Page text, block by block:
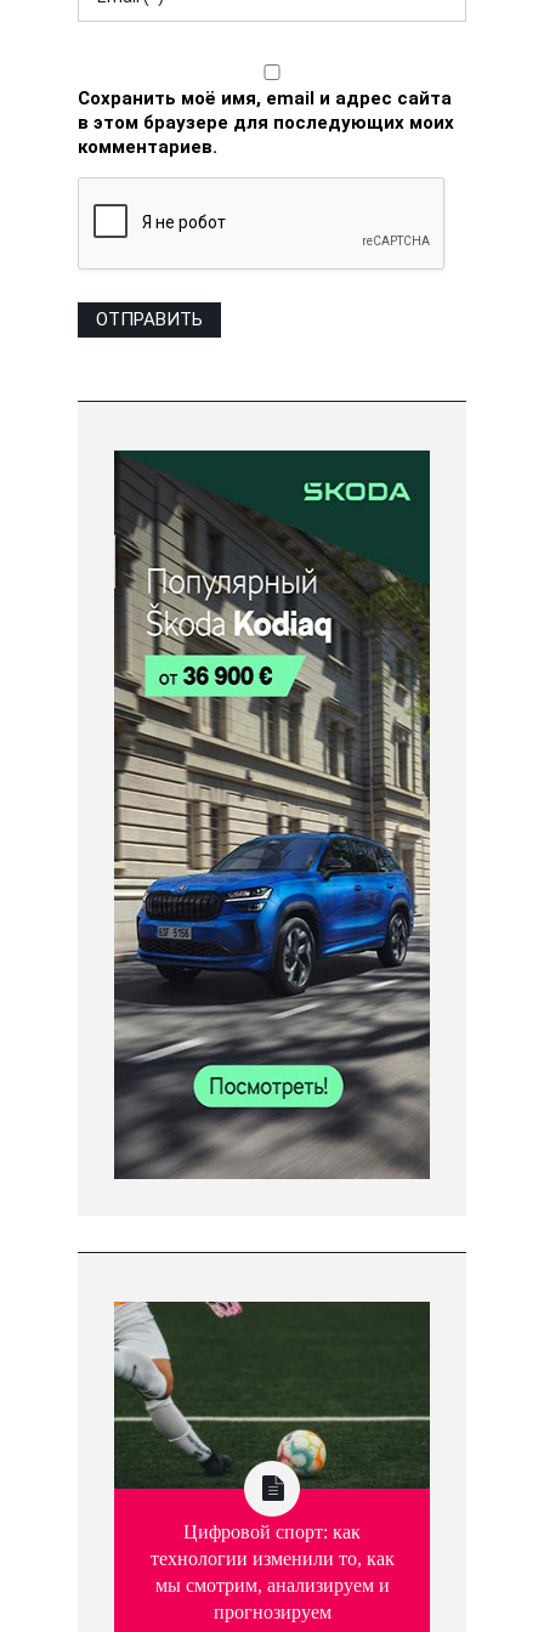
Сохранить моё имя, email и адрес сайта
в этом браузере для последующих моих
комментариев.
Цифровой спорт: как
технологии изменили то, как
мы смотрим, анализируем и
прогнозируем